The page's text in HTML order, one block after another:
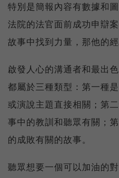
特別是簡報內容有數據和
法院的法官面前成功申辯
故事中找到力量，那他的
啟發人心的溝通者和最出
都屬於三種類型：第一種
或演說主題直接相關；第
事中的教訓和聽眾有關；
的成敗有關的故事。
聽眾想要一個可以加油的